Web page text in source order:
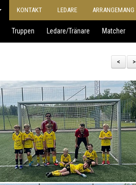
KONTAKT LEDARE ARRANGEMANG
Truppen Ledare/Tränare Matcher
>
<